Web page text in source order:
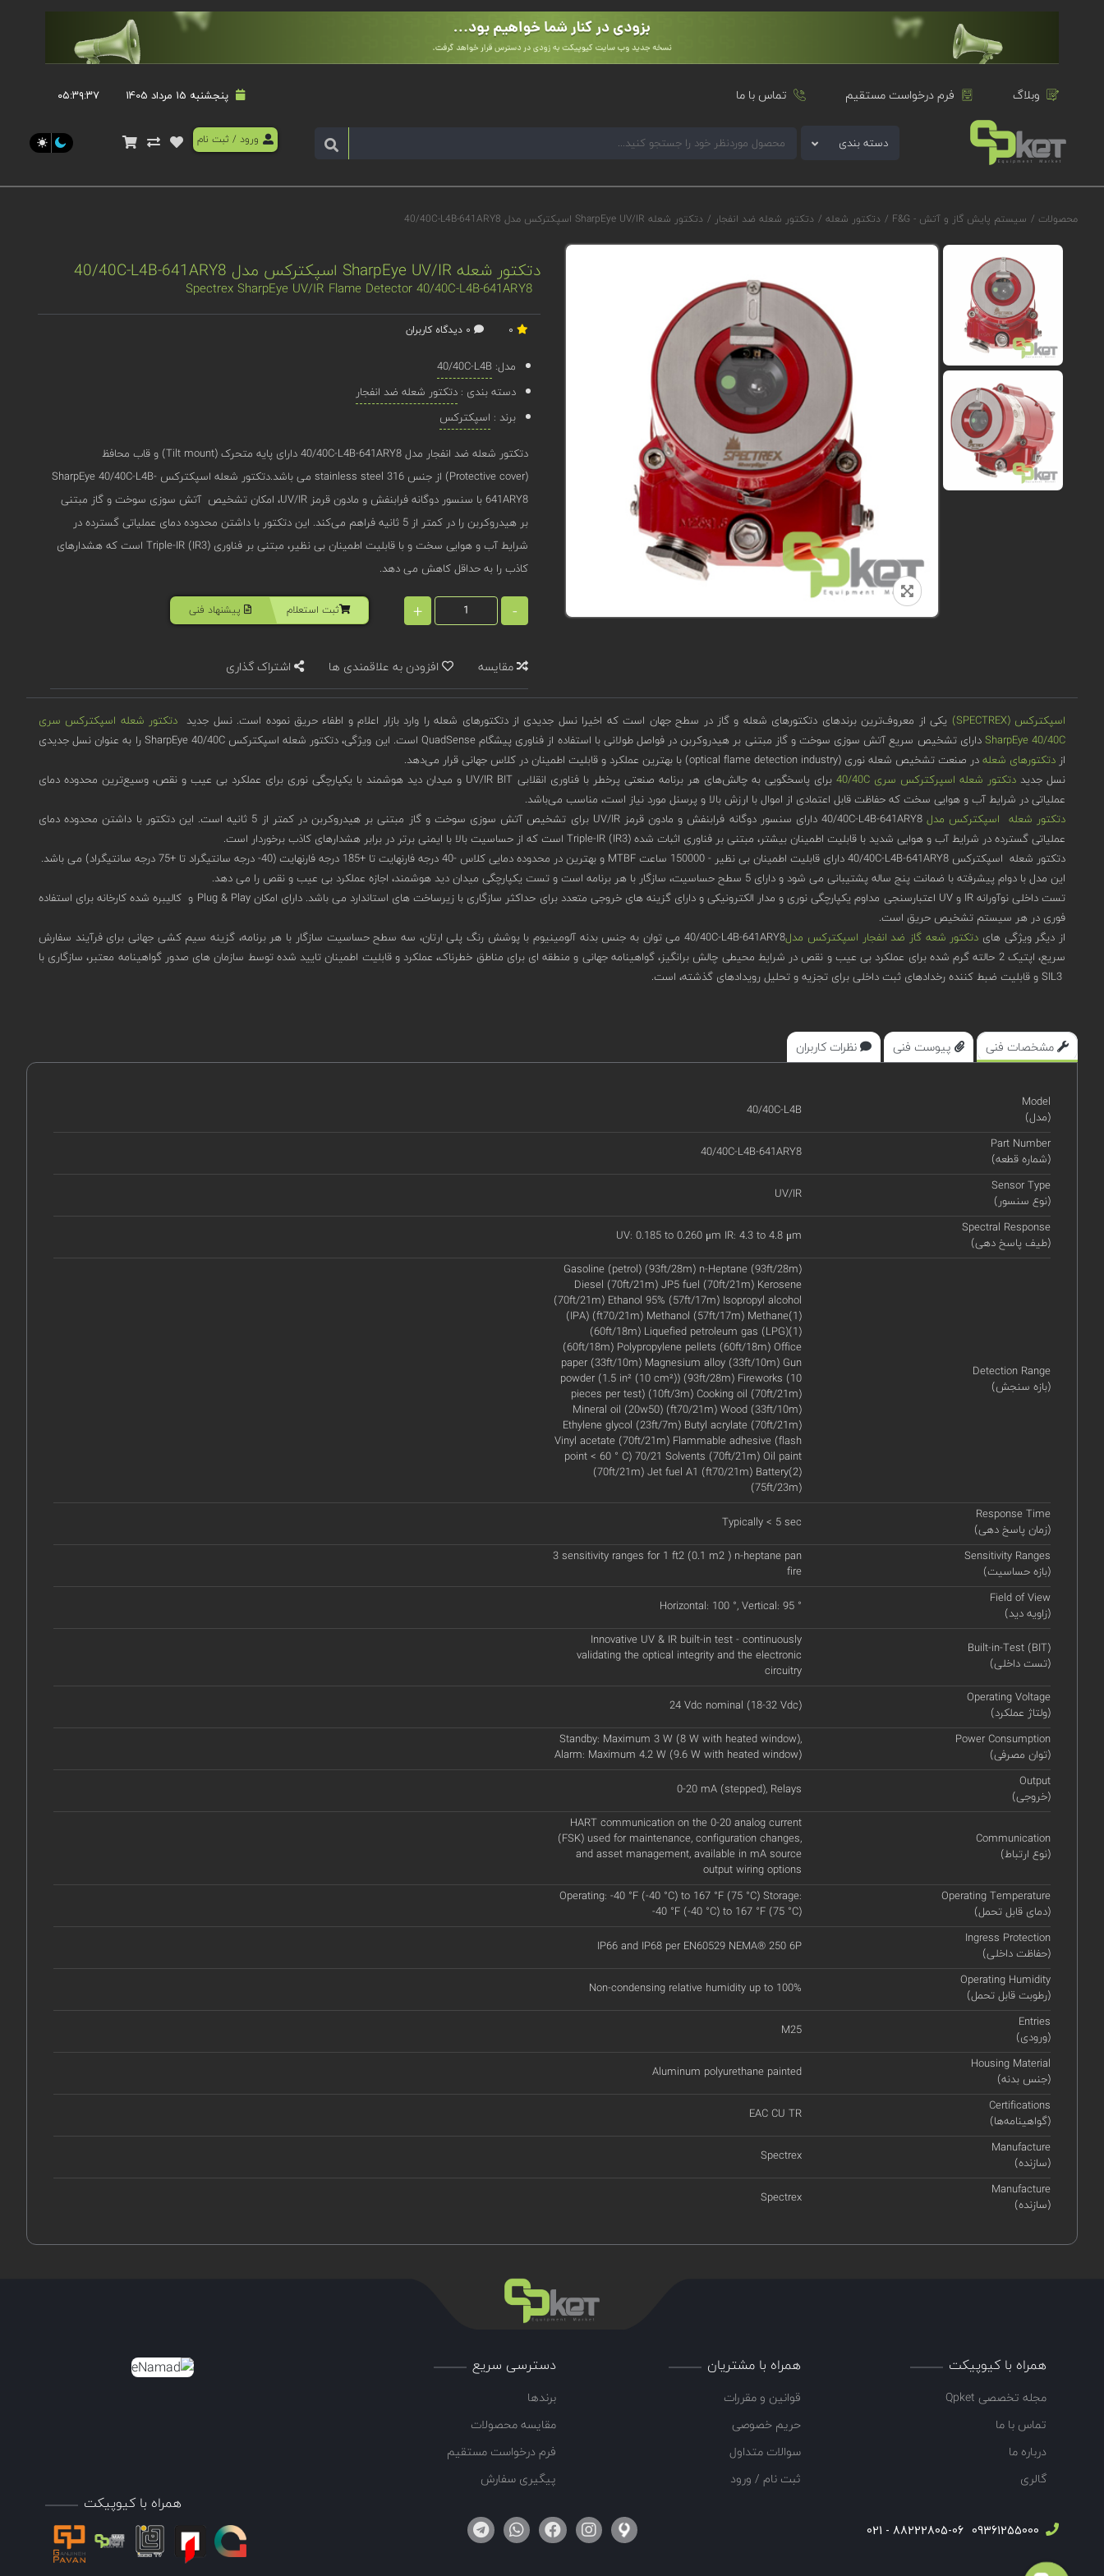
وبلاگ فرم درخواست مستقیم تماس با ما پنجشنبه 15 مرداد 1405 ۰۵:۳۹:۳۸
دسته بندی ورود / ثبت نام
محصولات / سیستم پایش گاز و آتش - F&G / دتکتور شعله / دتکتور شعله ضد انفجار / دتکتور شعله SharpEye UV/IR اسپکترکس مدل 40/40C-L4B-641ARY8
دتکتور شعله SharpEye UV/IR اسپکترکس مدل 40/40C-L4B-641ARY8
Spectrex SharpEye UV/IR Flame Detector 40/40C-L4B-641ARY8
مدل: 40/40C-L4B
دسته بندی : دتکتور شعله ضد انفجار
برند : اسپکترکس
دتکتور شعله ضد انفجار مدل 40/40C-L4B-641ARY8 دارای پایه متحرک (Tilt mount) و قاب محافظ
(Protective cover) از جنس stainless steel 316 می باشد.دتکتور شعله اسپکترکس SharpEye 40/40C-L4B-
641ARY8 با سنسور دوگانه فرابنفش و مادون قرمز UV/IR، امکان تشخیص آتش ‌سوزی سوخت و گاز مبتنی
بر هیدروکربن را در کمتر از 5 ثانیه فراهم می‌کند. این دتکتور با داشتن محدوده دمای عملیاتی گسترده در
شرایط آب و هوایی سخت و با قابلیت اطمینان بی ‌نظیر، مبتنی بر فناوری Triple-IR (IR3) است که هشدارهای
کاذب را به حداقل کاهش می دهد.
-
+ ثبت استعلام پیشنهاد فنی
مقایسه افزودن به علاقمندی ها اشتراک گذاری
اسپکترکس (SPECTREX) یکی از معروف‌ترین برندهای دتکتورهای شعله و گاز در سطح جهان است که اخیرا نسل جدیدی از دتکتورهای شعله را وارد بازار اعلام و اطفاء حریق نموده است. نسل جدید دتکتور شعله اسپکترکس سری
SharpEye 40/40C
دارای تشخیص سریع آتش سوزی سوخت و گاز مبتنی بر هیدروکربن در فواصل طولانی با استفاده از فناوری پیشگام QuadSense است. این ویژگی، دتکتور شعله اسپکترکس SharpEye 40/40C را به عنوان نسل جدیدی
از دتکتورهای شعلهدر صنعت تشخیص شعله نوری (optical flame detection industry) با بهترین عملکرد و قابلیت اطمینان در کلاس جهانی قرار می‌دهد.
نسل جدید دتکتور شعله اسپرکترکس سری 40/40C
برای پاسخگویی به چالش‌های هر برنامه صنعتی پرخطر با فناوری انقلابی UV/IR BIT و میدان دید هوشمند با یکپارچگی نوری برای عملکرد بی عیب و نقص، وسیع‌ترین محدوده دمای
عملیاتی در شرایط آب و هوایی سخت که حفاظت قابل اعتمادی از اموال با ارزش بالا و پرسنل مورد نیاز است، مناسب می‌باشد.
دتکتور شعله اسپکترکس مدل
40/40C-L4B-641ARY8 دارای سنسور دوگانه فرابنفش و مادون قرمز UV/IR برای تشخیص آتش سوزی سوخت و گاز مبتنی بر هیدروکربن در کمتر از 5 ثانیه است. این دتکتور با داشتن محدوده دمای
عملیاتی گسترده در شرایط آب و هوایی شدید با قابلیت اطمینان بیشتر، مبتنی بر فناوری اثبات شده Triple-IR (IR3) است که از حساسیت بالا با ایمنی برتر در برابر هشدارهای کاذب برخوردار است.
دتکتور شعله اسپکترکس 40/40C-L4B-641ARY8 دارای قابلیت اطمینان بی نظیر - 150000 ساعت MTBF و بهترین در محدوده دمایی کلاس -40 درجه فارنهایت تا +185 درجه فارنهایت (40- درجه سانتیگراد تا +75 درجه سانتیگراد) می باشد.
این مدل با دوام پیشرفته با ضمانت پنج ساله پشتیبانی می شود و دارای 5 سطح حساسیت، سازگار با هر برنامه است و تست یکپارچگی میدان دید هوشمند، اجازه عملکرد بی عیب و نقص را می دهد.
تست داخلی نوآورانه IR و UV اعتبارسنجی مداوم یکپارچگی نوری و مدار الکترونیکی و دارای گزینه های خروجی متعدد برای حداکثر سازگاری با زیرساخت های استاندارد می باشد. دارای امکان Plug & Play و کالیبره شده کارخانه برای استفاده
فوری در هر سیستم تشخیص حریق است.
از دیگر ویژگی های دتکتور شعه گاز ضد انفجار اسپکترکس مدل
40/40C-L4B-641ARY8 می توان به جنس بدنه آلومینیوم با پوشش رنگ پلی ارتان، سه سطح حساسیت سازگار با هر برنامه، گزینه سیم کشی جهانی برای فرآیند سفارش
سریع، اپتیک 2 حالته گرم شده برای عملکرد بی عیب و نقص در شرایط محیطی چالش برانگیز، گواهینامه جهانی و منطقه ای برای مناطق خطرناک، عملکرد و قابلیت اطمینان تایید شده توسط سازمان های صدور گواهینامه معتبر، سازگاری با
مشخصات فنی پیوست فنی نظرات کاربران
Model
(مدل)
40/40C-L4B
Part Number
(شماره قطعه)
40/40C-L4B-641ARY8
Sensor Type
(نوع سنسور)
UV/IR
Spectral Response
(طیف پاسخ دهی)
UV: 0.185 to 0.260 μm IR: 4.3 to 4.8 μm
Detection Range
(بازه سنجش)
Gasoline (petrol) (93ft/28m) n-Heptane (93ft/28m)
Diesel (70ft/21m) JP5 fuel (70ft/21m) Kerosene
(70ft/21m) Ethanol 95% (57ft/17m) Isopropyl alcohol
(IPA) (ft70/21m) Methanol (57ft/17m) Methane(1)
(60ft/18m) Liquefied petroleum gas (LPG)(1)
(60ft/18m) Polypropylene pellets (60ft/18m) Office
paper (33ft/10m) Magnesium alloy (33ft/10m) Gun
powder (1.5 in² (10 cm²)) (93ft/28m) Fireworks (10
pieces per test) (10ft/3m) Cooking oil (70ft/21m)
Mineral oil (20w50) (ft70/21m) Wood (33ft/10m)
Ethylene glycol (23ft/7m) Butyl acrylate (70ft/21m)
Vinyl acetate (70ft/21m) Flammable adhesive (flash
point < 60 ° C) 70/21 Solvents (70ft/21m) Oil paint
(70ft/21m) Jet fuel A1 (ft70/21m) Battery(2)
(75ft/23m)
Response Time
(زمان پاسخ دهی)
Typically < 5 sec
Sensitivity Ranges
(بازه حساسیت)
3 sensitivity ranges for 1 ft2 (0.1 m2 ) n-heptane pan
fire
Field of View
(زاویه دید)
Horizontal: 100 °, Vertical: 95 °
Built-in-Test (BIT)
(تست داخلی)
Innovative UV & IR built-in test - continuously
validating the optical integrity and the electronic
circuitry
Operating Voltage
(ولتاژ عملکرد)
24 Vdc nominal (18-32 Vdc)
Power Consumption
(توان مصرفی)
Standby: Maximum 3 W (8 W with heated window),
Alarm: Maximum 4.2 W (9.6 W with heated window)
Output
(خروجی)
0-20 mA (stepped), Relays
Communication
(نوع ارتباط)
HART communication on the 0-20 analog current
(FSK) used for maintenance, configuration changes,
and asset management, available in mA source
output wiring options
Operating Temperature
(دمای قابل تحمل)
Operating: -40 °F (-40 °C) to 167 °F (75 °C) Storage:
-40 °F (-40 °C) to 167 °F (75 °C)
Ingress Protection
(حفاظت داخلی)
IP66 and IP68 per EN60529 NEMA® 250 6P
Operating Humidity
(رطوبت قابل تحمل)
Non-condensing relative humidity up to 100%
Entries
(ورودی)
M25
Housing Material
(جنس بدنه)
Aluminum polyurethane painted
Certifications
(گواهینامه‌ها)
EAC CU TR
Manufacture
(سازنده)
Spectrex
Manufacture
(سازنده)
Spectrex
همراه با کیوپیکت
مجله تخصصی Qpket
تماس با ما
درباره ما
گالری
همراه با مشتریان
قوانین و مقررات
حریم خصوصی
سوالات متداول
ثبت نام / ورود
دسترسی سریع
برندها
مقایسه محصولات
فرم درخواست مستقیم
پیگیری سفارش
09361255000
88222805-06 - 021
همراه با کیوپیکت